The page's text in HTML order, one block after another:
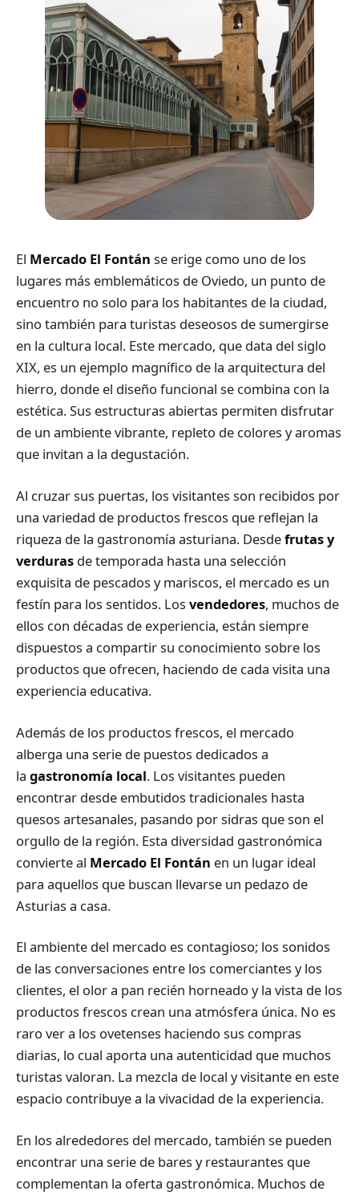
El Mercado El Fontán se erige como uno de los
lugares más emblemáticos de Oviedo, un punto de
encuentro no solo para los habitantes de la ciudad,
sino también para turistas deseosos de sumergirse
en la cultura local. Este mercado, que data del siglo
XIX, es un ejemplo magnífico de la arquitectura del
hierro, donde el diseño funcional se combina con la
estética. Sus estructuras abiertas permiten disfrutar
de un ambiente vibrante, repleto de colores y aromas
que invitan a la degustación.
Al cruzar sus puertas, los visitantes son recibidos por
una variedad de productos frescos que reflejan la
riqueza de la gastronomía asturiana. Desdefrutas y
verduras de temporada hasta una selección
exquisita de pescados y mariscos, el mercado es un
festín para los sentidos. Losvendedores, muchos de
ellos con décadas de experiencia, están siempre
dispuestos a compartir su conocimiento sobre los
productos que ofrecen, haciendo de cada visita una
experiencia educativa.
Además de los productos frescos, el mercado
alberga una serie de puestos dedicados a
la gastronomía local. Los visitantes pueden
encontrar desde embutidos tradicionales hasta
quesos artesanales, pasando por sidras que son el
orgullo de la región. Esta diversidad gastronómica
convierte al Mercado El Fontán en un lugar ideal
para aquellos que buscan llevarse un pedazo de
Asturias a casa.
El ambiente del mercado es contagioso; los sonidos
de las conversaciones entre los comerciantes y los
clientes, el olor a pan recién horneado y la vista de los
productos frescos crean una atmósfera única. No es
raro ver a los ovetenses haciendo sus compras
diarias, lo cual aporta una autenticidad que muchos
turistas valoran. La mezcla de local y visitante en este
espacio contribuye a la vivacidad de la experiencia.
En los alrededores del mercado, también se pueden
encontrar una serie de bares y restaurantes que
complementan la oferta gastronómica. Muchos de